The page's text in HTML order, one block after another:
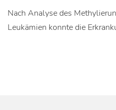
Nach Analyse des
Leukämien konnte die